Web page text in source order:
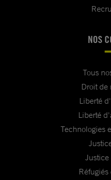
NOS
Tous
Droit de
Liberté
Liberté
Technologies
Justice
Réfugiés